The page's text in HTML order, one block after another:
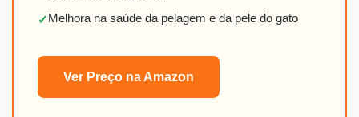
✓Melhora na saúde da pelagem e da pele do gato
Ver Preço na Amazon